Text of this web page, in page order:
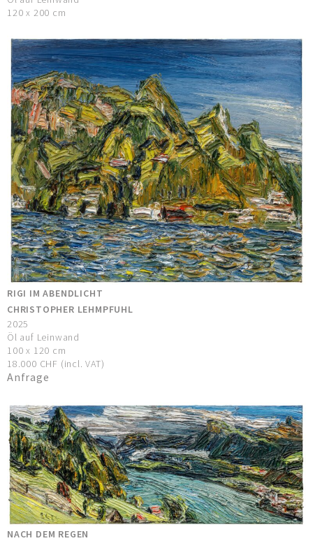
120 x 200 cm
RIGI IM ABENDLICHT
CHRISTOPHER LEHMPFUHL
2025
Öl auf Leinwand
100 x 120 cm
18.000 CHF (incl. VAT)
Anfrage
NACH DEM REGEN